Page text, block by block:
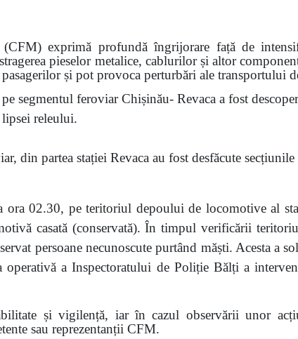
exprimă profundă îngrijorare față de
pieselor metalice, cablurilor și altor
și pot provoca perturbări ale transportului
segmentul feroviar Chișinău- Revaca a fost
lipsei releului.
din partea stației Revaca au fost desfăcute secțiunile
02.30, pe teritoriul depoului de locomotive al
casată (conservată). În timpul verificării
persoane necunoscute purtând măști. Acesta a
a Inspectoratului de Poliție Bălți a
și vigilență, iar în cazul observării unor
sau reprezentanții CFM.